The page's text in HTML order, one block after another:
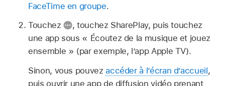
FaceTime en groupe.
Touchez
,touchez SharePlay, puis touchez
une app sous « Écoutez de la musique et jouez
ensemble » (par exemple, l’app Apple TV).
Sinon, vous pouvezaccéder à l’écran d’accueil,
puis ouvrir une app de diffusion vidéo prenant